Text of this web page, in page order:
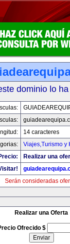
dominio lo
14 caracteres
Viajes,Turismo y
Realizar una
Serán consideradas
Realizar una Oferta
Ofrecido $